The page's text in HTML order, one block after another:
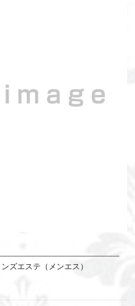
ズエステ（メンエス）